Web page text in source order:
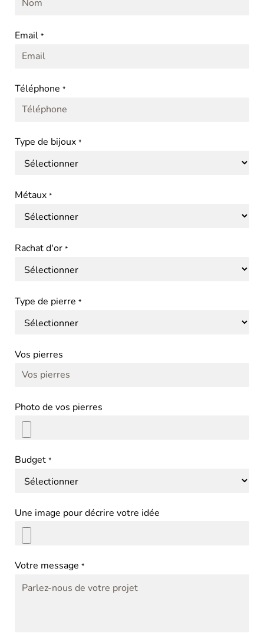
Email *
Téléphone *
Type de bijoux *
Métaux *
Rachat d'or *
Type de pierre *
Vos pierres
Photo de vos pierres
Budget *
Une image pour décrire votre idée
Votre message *